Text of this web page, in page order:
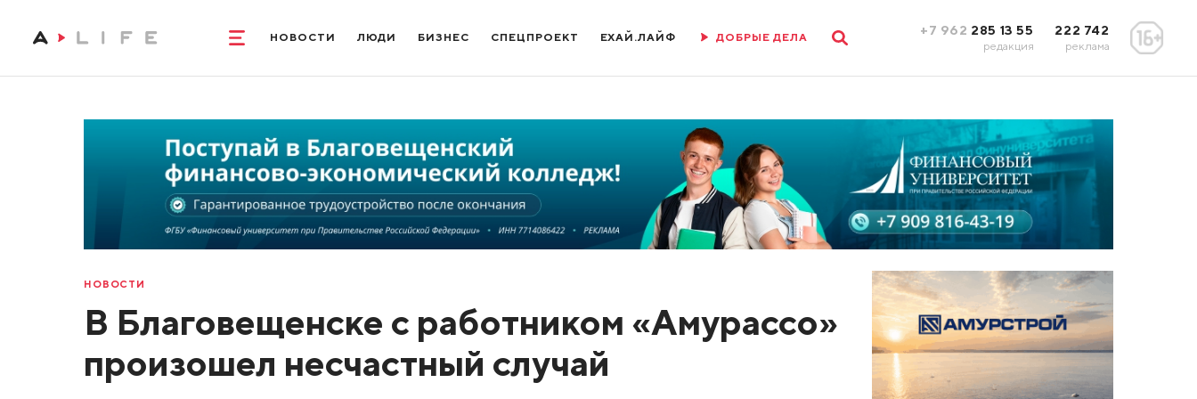
НОВОСТИ ЛЮДИ БИЗНЕС СПЕЦПРОЕКТ ЕХАЙ.ЛАЙФ ДОБРЫЕ ДЕЛА +7 962 285 13 55
редакция
222 742
реклама
НОВОСТИ
В Благовещенске с работником «Амурассо»
произошел несчастный случай